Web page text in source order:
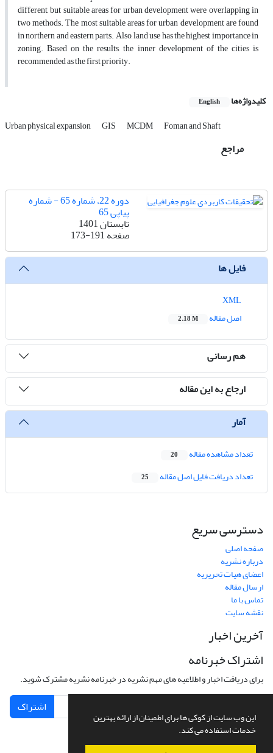
این وب سایت از کوکی ها برای اطمینان از ارائه بهترین
خدمات استفاده می کند.
different, but suitable areas for urban development were overlapping in
two methods. The most suitable areas for urban development are found
in northern and eastern parts. Also, land use has the highest importance in
zoning. Based on the results, the inner development of the cities is
recommended as the first priority.
کلیدواژه‌ها English
Urban physical expansion GIS MCDM Foman and Shaft
مراجع
دوره 22، شماره 65 - شماره
پیاپی 65
تابستان 1401
صفحه173-191
فایل ها
اصل مقاله
2.18 M
هم رسانی
ارجاع به این مقاله
آمار
تعداد مشاهده مقاله 20
تعداد دریافت فایل اصل مقاله 25
دسترسی سریع
صفحه اصلی
درباره نشریه
اعضای هیات تحریریه
ارسال مقاله
تماس با ما
نقشه سایت
آخرین اخبار
اشتراک خبرنامه
برای دریافت اخبار و اطلاعیه های مهم نشریه در خبرنامه نشریه مشترک شوید.
اشتراک